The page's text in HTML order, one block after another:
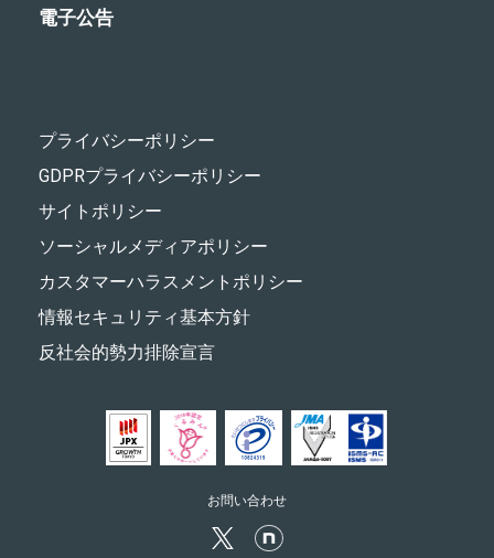
電子公告
プライバシーポリシー
GDPRプライバシーポリシー
サイトポリシー
ソーシャルメディアポリシー
カスタマーハラスメントポリシー
情報セキュリティ基本方針
反社会的勢力排除宣言
お問い合わせ